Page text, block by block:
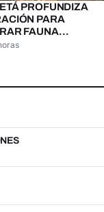
PROFUNDIZA
PARA
FAUNA
EN CORRIENTES